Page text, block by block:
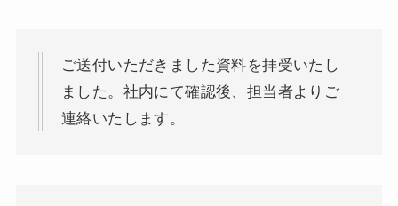
ご送付いただきました資料を拝受いたし
ました。社内にて確認後、担当者よりご
連絡いたします。